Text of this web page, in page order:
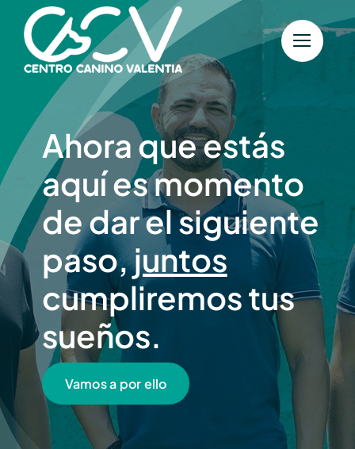
Saltar
contenido
Ahora que estás
aquí es momento
de dar el siguiente
paso,juntos
cumpliremos tus
sueños.
Vamos a por ello